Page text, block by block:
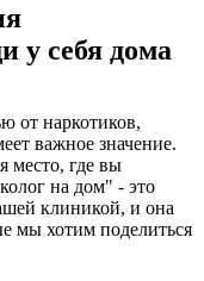
у себя дома
от наркотиков,
важное значение.
место, где вы
на дом" - это
клиникой, и она
мы хотим поделиться